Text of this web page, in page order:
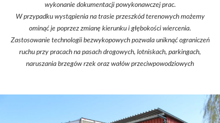
wykonanie dokumentacji powykonawczej prac.
W przypadku wystąpienia na trasie przeszkód terenowych możemy
ominąć je poprzez zmianę kierunku i głębokości wiercenia.
Zastosowanie technologii bezwykopowych pozwala uniknąć ograniczeń
ruchu przy pracach na pasach drogowych, lotniskach, parkingach,
naruszania brzegów rzek oraz wałów przeciwpowodziowych